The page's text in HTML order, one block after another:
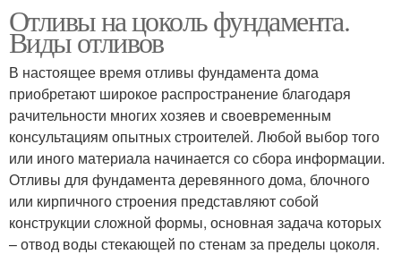
Отливы на цоколь фундамента.
Виды отливов
В настоящее время отливы фундамента дома
приобретают широкое распространение благодаря
рачительности многих хозяев и своевременным
консультациям опытных строителей. Любой выбор того
или иного материала начинается со сбора информации.
Отливы для фундамента деревянного дома, блочного
или кирпичного строения представляют собой
конструкции сложной формы, основная задача которых
– отвод воды стекающей по стенам за пределы цоколя.